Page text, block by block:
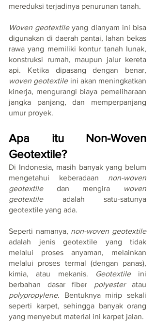
mereduksi terjadinya penurunan tanah.
Woven geotextile yang dianyam ini bisa
digunakan di daerah pantai, lahan bekas
rawa yang memiliki kontur tanah lunak,
konstruksi rumah, maupun jalur kereta
woven geotextile ini akan meningkatkan
kinerja, mengurangi biaya pemeliharaan
jangka panjang, dan memperpanjang
umur proyek.
Apa itu Non-Woven
Geotextile?
Di Indonesia, masih banyak yang belum
mengetahui keberadaan non-woven
geotextile dan mengira
woven
geotextile adalah satu-satunya
geotextile yang ada.
Seperti namanya, non-woven geotextile
adalah jenis geotextile yang tidak
melalui proses anyaman, melainkan
melalui proses termal (dengan panas),
kimia, atau mekanis.
Geotextile ini
berbahan dasar fiber polyester
polypropylene. Bentuknya mirip sekali
seperti karpet, sehingga banyak orang
yang menyebut material ini karpet jalan.